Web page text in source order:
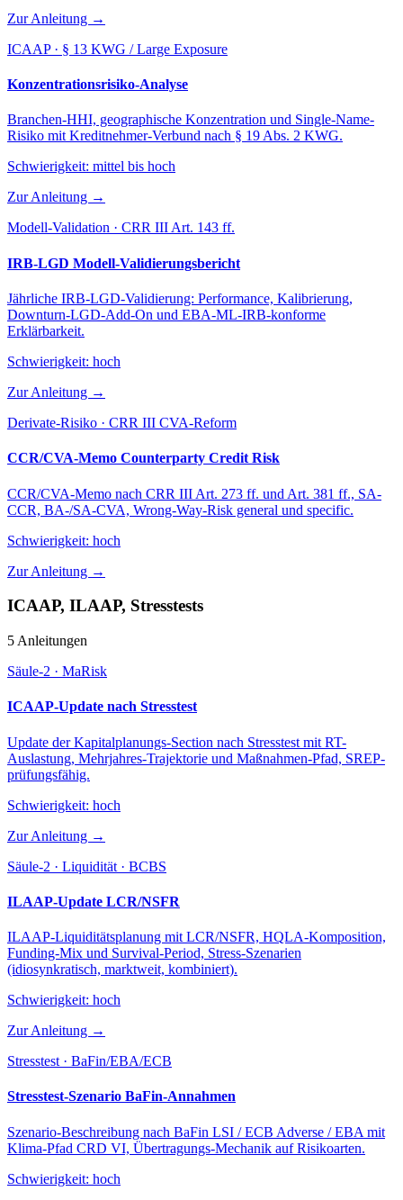
Zur Anleitung →
ICAAP · § 13 KWG / Large Exposure
Konzentrationsrisiko-Analyse
Branchen-HHI, geographische Konzentration und Single-Name-
Risiko mit Kreditnehmer-Verbund nach § 19 Abs. 2 KWG.
Schwierigkeit: mittel bis hoch
Zur Anleitung →
Modell-Validation · CRR III Art. 143 ff.
IRB-LGD Modell-Validierungsbericht
Jährliche IRB-LGD-Validierung: Performance, Kalibrierung,
Downturn-LGD-Add-On und EBA-ML-IRB-konforme
Erklärbarkeit.
Schwierigkeit: hoch
Zur Anleitung →
Derivate-Risiko · CRR III CVA-Reform
CCR/CVA-Memo Counterparty Credit Risk
CCR/CVA-Memo nach CRR III Art. 273 ff. und Art. 381 ff., SA-
CCR, BA-/SA-CVA, Wrong-Way-Risk general und specific.
Schwierigkeit: hoch
Zur Anleitung →
ICAAP, ILAAP, Stresstests
5 Anleitungen
Säule-2 · MaRisk
ICAAP-Update nach Stresstest
Update der Kapitalplanungs-Section nach Stresstest mit RT-
Auslastung, Mehrjahres-Trajektorie und Maßnahmen-Pfad, SREP-
prüfungsfähig.
Schwierigkeit: hoch
Zur Anleitung →
Säule-2 · Liquidität · BCBS
ILAAP-Update LCR/NSFR
ILAAP-Liquiditätsplanung mit LCR/NSFR, HQLA-Komposition,
Funding-Mix und Survival-Period, Stress-Szenarien
(idiosynkratisch, marktweit, kombiniert).
Schwierigkeit: hoch
Zur Anleitung →
Stresstest · BaFin/EBA/ECB
Stresstest-Szenario BaFin-Annahmen
Szenario-Beschreibung nach BaFin LSI / ECB Adverse / EBA mit
Klima-Pfad CRD VI, Übertragungs-Mechanik auf Risikoarten.
Schwierigkeit: hoch